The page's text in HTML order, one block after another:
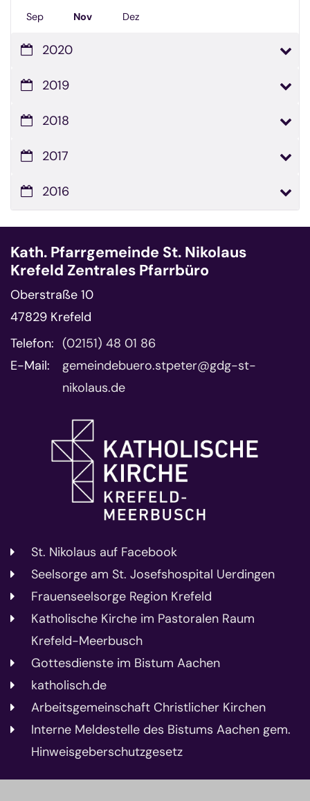
Sep Nov Dez
2020
2019
2018
2017
2016
Kath. Pfarrgemeinde St. Nikolaus
Krefeld Zentrales Pfarrbüro
Oberstraße 10
47829 Krefeld
Telefon: (02151) 48 01 86
E-Mail:
gemeindebuero.stpeter@gdg-st-
nikolaus.de
St. Nikolaus auf Facebook
Seelsorge am St. Josefshospital Uerdingen
Frauenseelsorge Region Krefeld
Katholische Kirche im Pastoralen Raum
Krefeld-Meerbusch
Gottesdienste im Bistum Aachen
katholisch.de
Arbeitsgemeinschaft Christlicher Kirchen
Interne Meldestelle des Bistums Aachen gem.
Hinweisgeberschutzgesetz